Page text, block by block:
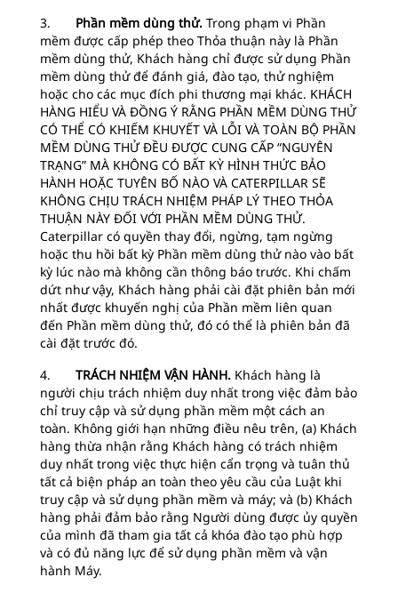
3. Phần mềm dùng thử. Trong phạm vi Phần
mềm được cấp phép theo Thỏa thuận này là Phần
mềm dùng thử, Khách hàng chỉ được sử dụng Phần
mềm dùng thử để đánh giá, đào tạo, thử nghiệm
hoặc cho các mục đích phi thương mại khác. KHÁCH
HÀNG HIỂU VÀ ĐỒNG Ý RẰNG PHẦN MỀM DÙNG THỬ
CÓ THỂ CÓ KHIẾM KHUYẾT VÀ LỖI VÀ TOÀN BỘ PHẦN
MỀM DÙNG THỬ ĐỀU ĐƯỢC CUNG CẤP “NGUYÊN
TRẠNG” MÀ KHÔNG CÓ BẤT KỲ HÌNH THỨC BẢO
HÀNH HOẶC TUYÊN BỐ NÀO VÀ CATERPILLAR SẼ
KHÔNG CHỊU TRÁCH NHIỆM PHÁP LÝ THEO THỎA
THUẬN NÀY ĐỐI VỚI PHẦN MỀM DÙNG THỬ.
Caterpillar có quyền thay đổi, ngừng, tạm ngừng
hoặc thu hồi bất kỳ Phần mềm dùng thử nào vào bất
kỳ lúc nào mà không cần thông báo trước. Khi chấm
dứt như vậy, Khách hàng phải cài đặt phiên bản mới
nhất được khuyến nghị của Phần mềm liên quan
đến Phần mềm dùng thử, đó có thể là phiên bản đã
cài đặt trước đó.
4. TRÁCH NHIỆM VẬN HÀNH. Khách hàng là
người chịu trách nhiệm duy nhất trong việc đảm bảo
chỉ truy cập và sử dụng phần mềm một cách an
toàn. Không giới hạn những điều nêu trên, (a) Khách
hàng thừa nhận rằng Khách hàng có trách nhiệm
duy nhất trong việc thực hiện cẩn trọng và tuân thủ
tất cả biện pháp an toàn theo yêu cầu của Luật khi
truy cập và sử dụng phần mềm và máy; và (b) Khách
hàng phải đảm bảo rằng Người dùng được ủy quyền
của mình đã tham gia tất cả khóa đào tạo phù hợp
và có đủ năng lực để sử dụng phần mềm và vận
hành Máy.